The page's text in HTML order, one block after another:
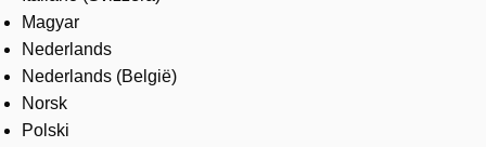
Magyar
Nederlands
Nederlands (België)
Norsk
Polski